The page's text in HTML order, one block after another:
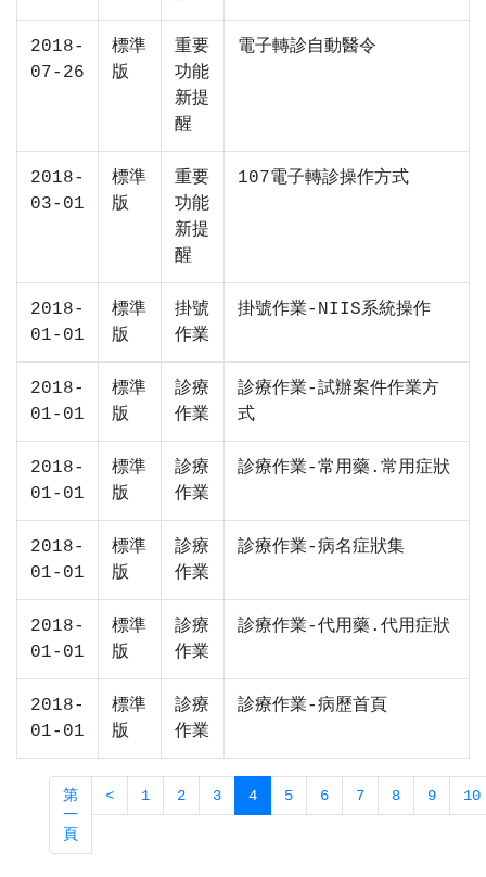
2018-
07-26
標準
版
重要
功能
新提
醒
電子轉診自動醫令
2018-
03-01
標準
版
重要
功能
新提
醒
107電子轉診操作方式
2018-
01-01
標準
版
掛號
作業
掛號作業-NIIS系統操作
2018-
01-01
標準
版
診療
作業
診療作業-試辦案件作業方
式
2018-
01-01
標準
版
診療
作業
診療作業-常用藥.常用症狀
2018-
01-01
標準
版
診療
作業
診療作業-病名症狀集
2018-
01-01
標準
版
診療
作業
診療作業-代用藥.代用症狀
2018-
01-01
標準
版
診療
作業
診療作業-病歷首頁
第
一
頁
< 1 2 3 4 5 6 7 8 9 10